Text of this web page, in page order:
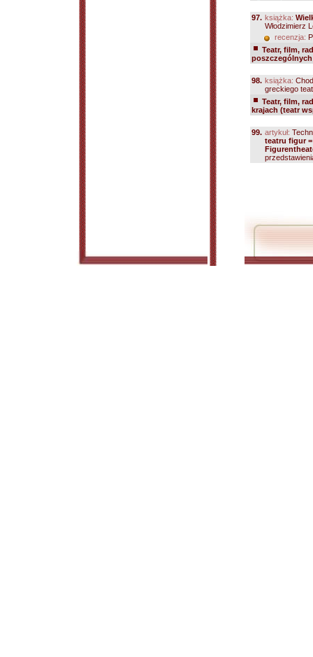
97. książka:
Włodzimierz
recenzja:
Teatr, film,
98. książka:
greckiego
Teatr, film,
krajach (teatr
99. artykuł:
teatru figur